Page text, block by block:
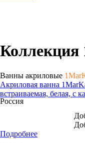
Ванны акриловые
Акриловая ванна
встраиваемая, белая, с
Россия
Подробнее